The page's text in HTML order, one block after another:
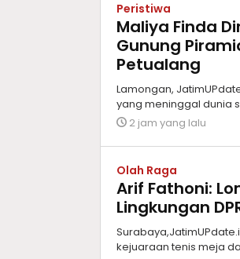
Peristiwa
Maliya Finda
Gunung
Petualang
Lamongan,
yang meninggal dunia
2 jam yang lalu
Olah Raga
Arif Fathoni:
Lingkungan
kejuaraan tenis meja